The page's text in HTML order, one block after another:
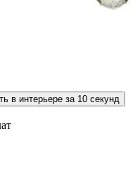
в интерьере за 10 секунд